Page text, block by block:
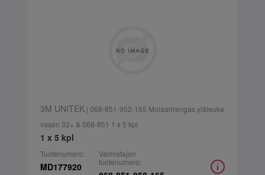
3M UNITEK| 068-851-952-165 Molaarirengas yläleuka
vasen 32+ & 068-851 1 x 5 kpl
1 x 5 kpl
Tuotenumero:
MD177920
Valmistajan
tuotenumero: